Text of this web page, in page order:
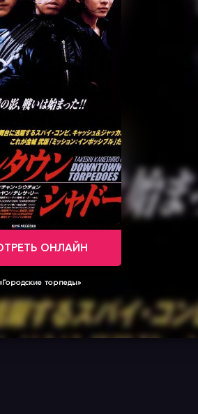
ОНЛАЙН
торпеды»